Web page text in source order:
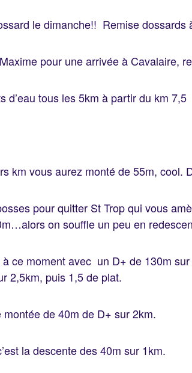
le dimanche!! Remise dossards
pour une arrivée à Cavalaire,
d’eau tous les 5km à partir du km 7,5
km vous aurez monté de 55m, cool.
pour quitter St Trop qui vous
on souffle un peu en
à ce moment avec un D+ de 130m
2,5km, puis 1,5 de plat.
de 40m de D+ sur 2km.
la descente des 40m sur 1km.